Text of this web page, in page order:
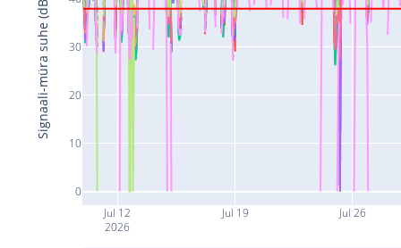
Jul 12
2026
Jul 19 Jul 26
0
10
20
30
Signaali-müra suhe (dB)